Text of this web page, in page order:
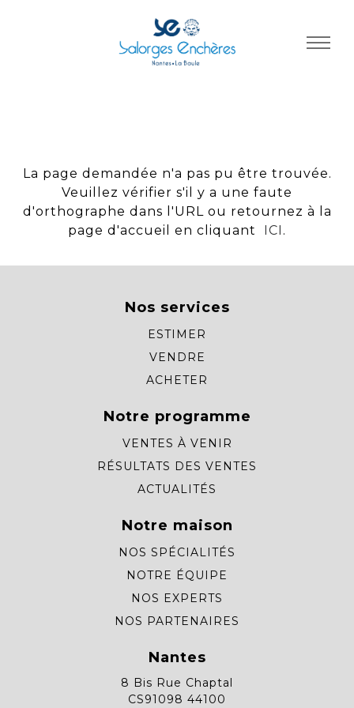
La page demandée n'a pas pu être trouvée.
Veuillez vérifier s'il y a une faute
d'orthographe dans l'URL ou retournez à la
page d'accueil en cliquant
ICI .
Nos services
ESTIMER
VENDRE
ACHETER
Notre programme
VENTES À VENIR
RÉSULTATS DES VENTES
ACTUALITÉS
Notre maison
NOS SPÉCIALITÉS
NOTRE ÉQUIPE
NOS EXPERTS
NOS PARTENAIRES
Nantes
8 Bis Rue Chaptal
CS91098 44100